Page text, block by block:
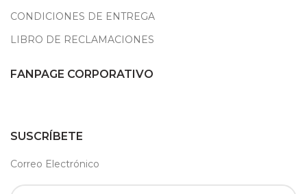
CONDICIONES DE ENTREGA
LIBRO DE RECLAMACIONES
FANPAGE CORPORATIVO
SUSCRÍBETE
Correo Electrónico